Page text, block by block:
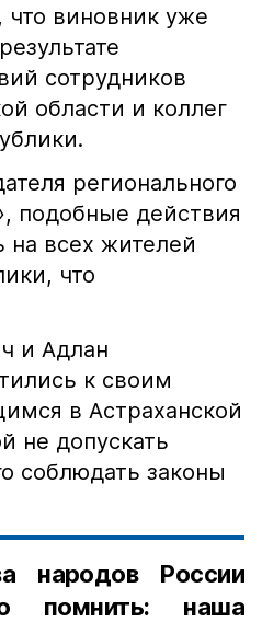
виновник уже
сотрудников
области и коллег
регионального
подобные действия
на всех жителей
что
и Адлан
к своим
в Астраханской
не допускать
соблюдать законы
народов России
помнить: наша